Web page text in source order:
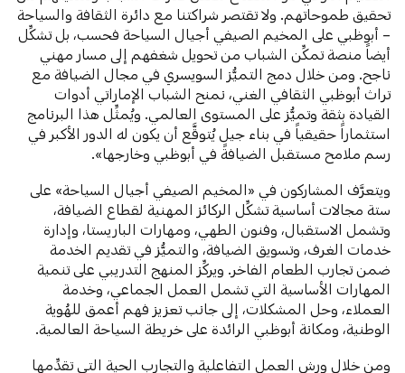
تحقيق طموحاتهم. ولا تقتصر شراكتنا مع دائرة الثقافة والسياحة
– أبوظبي على المخيم الصيفي أجيال السياحة فحسب، بل تشكِّل
أيضاً منصة تمكِّن الشباب من تحويل شغفهم إلى مسار مهني
ناجح. ومن خلال دمج التميُّز السويسري في مجال الضيافة مع
تراث أبوظبي الثقافي الغني، نمنح الشباب الإماراتي أدوات
القيادة بثقة وتميُّز على المستوى العالمي. ويُمثِّل هذا البرنامج
استثماراً حقيقياً في بناء جيلٍ يُتوقَّع أن يكون له الدور الأكبر في
رسم ملامح مستقبل الضيافة في أبوظبي وخارجها».
ويتعرَّف المشاركون في «المخيم الصيفي أجيال السياحة» على
ستة مجالات أساسية تشكِّل الركائز المهنية لقطاع الضيافة،
وتشمل الاستقبال، وفنون الطهي، ومهارات الباريستا، وإدارة
خدمات الغرف، وتسويق الضيافة، والتميُّز في تقديم الخدمة
ضمن تجارب الطعام الفاخر. ويركِّز المنهج التدريبي على تنمية
المهارات الأساسية التي تشمل العمل الجماعي، وخدمة
العملاء، وحل المشكلات، إلى جانب تعزيز فهم أعمق للهُوية
الوطنية، ومكانة أبوظبي الرائدة على خريطة السياحة العالمية.
ومن خلال ورش العمل التفاعلية والتجارب الحية التي تقدِّمها